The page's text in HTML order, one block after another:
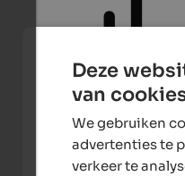
Deze
van
We gebruiken
advertenties te
verkeer te